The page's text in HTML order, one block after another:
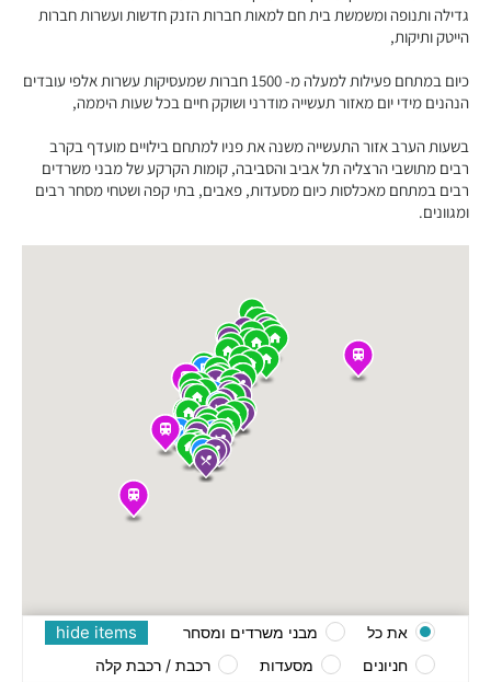
גדילה ותנופה ומשמשת בית חם למאות חברות הזנק חדשות ועשרות חברות
הייטק ותיקות,
כיום במתחם פעילות למעלה מ- 1500 חברות שמעסיקות עשרות אלפי עובדים
הנהנים מידי יום מאזור תעשייה מודרני ושוקק חיים בכל שעות היממה,
בשעות הערב אזור התעשייה משנה את פניו למתחם בילויים מועדף בקרב
רבים מתושבי הרצליה תל אביב והסביבה, קומות הקרקע של מבני משרדים
רבים במתחם מאכלסות כיום מסעדות, פאבים, בתי קפה ושטחי מסחר רבים
ומגוונים.
hide items את כל
מבני משרדים ומסחר
חניונים
מסעדות רכבת / רכבת קלה